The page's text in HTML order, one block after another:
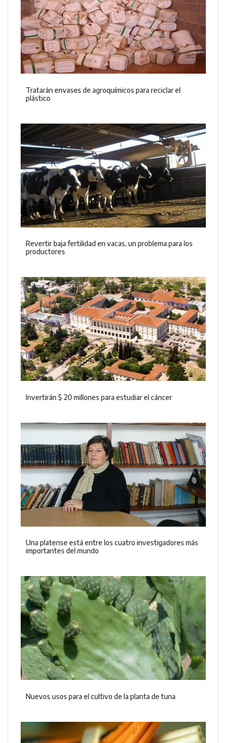
Tratarán envases de agroquímicos para reciclar el
plástico
Revertir baja fertilidad en vacas, un problema para los
productores
Invertirán $ 20 millones para estudiar el cáncer
Una platense está entre los cuatro investigadores más
importantes del mundo
Nuevos usos para el cultivo de la planta de tuna